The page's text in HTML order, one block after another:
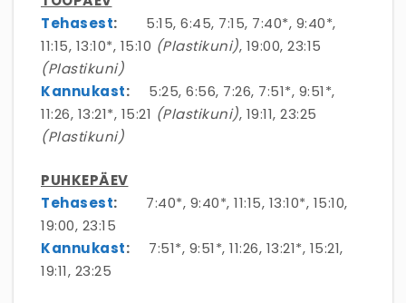
Tehasest: 5:15, 6:45, 7:15, 7:40*, 9:40*,
11:15, 13:10*, 15:10 (Plastikuni), 19:00, 23:15
(Plastikuni)
Kannukast: 5:25, 6:56, 7:26, 7:51*, 9:51*,
11:26, 13:21*, 15:21 (Plastikuni), 19:11, 23:25
(Plastikuni)
PUHKEPÄEV
Tehasest: 7:40*, 9:40*, 11:15, 13:10*, 15:10,
19:00, 23:15
Kannukast: 7:51*, 9:51*, 11:26, 13:21*, 15:21,
19:11, 23:25